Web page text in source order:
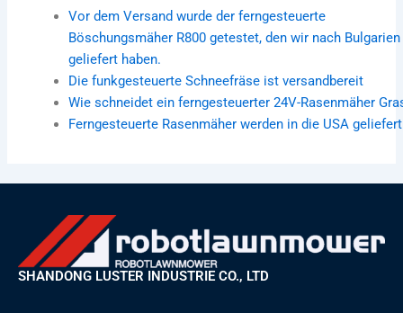
Vor dem Versand wurde der ferngesteuerte
Böschungsmäher R800 getestet, den wir nach Bulgarien
geliefert haben.
Die funkgesteuerte Schneefräse ist versandbereit
Wie schneidet ein ferngesteuerter 24V-Rasenmäher
Ferngesteuerte Rasenmäher werden in die USA geliefert
SHANDONG LUSTER INDUSTRIE CO., LTD